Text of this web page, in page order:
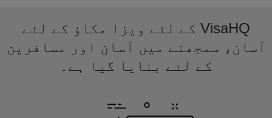
VisaHQ کے لئے ویزا مکاؤ کے لئے
آسان، سمجھنے میں آسان اور مسافرین
کے لئے بنایا گیا ہے۔